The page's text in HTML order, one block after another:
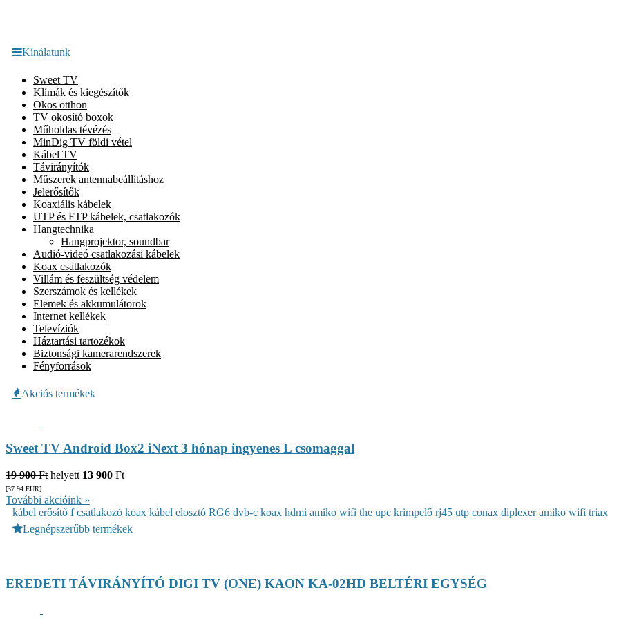
Kínálatunk
Sweet TV
Klímák és kiegészítők
Okos otthon
TV okosító boxok
Műholdas tévézés
MinDig TV földi vétel
Kábel TV
Távirányítók
Műszerek antennabeállításhoz
Jelerősítők
Koaxiális kábelek
UTP és FTP kábelek, csatlakozók
Hangtechnika
Hangprojektor, soundbar
Audió-videó csatlakozási kábelek
Koax csatlakozók
Villám és feszültség védelem
Szerszámok és kellékek
Elemek és akkumulátorok
Internet kellékek
Televíziók
Háztartási tartozékok
Biztonsági kamerarendszerek
Fényforrások
Akciós termékek
Sweet TV Android Box2 iNext 3 hónap ingyenes L csomaggal
19 900 Ft helyett 13 900 Ft
[37.94 EUR]
További akcióink »
kábel erősítő f csatlakozó koax kábel elosztó RG6 dvb-c koax hdmi amiko wifi the upc krimpelő rj45 utp conax diplexer amiko wifi triax
Legnépszerűbb termékek
EREDETI TÁVIRÁNYÍTÓ DIGI TV (ONE) KAON KA-02HD BELTÉRI EGYSÉG